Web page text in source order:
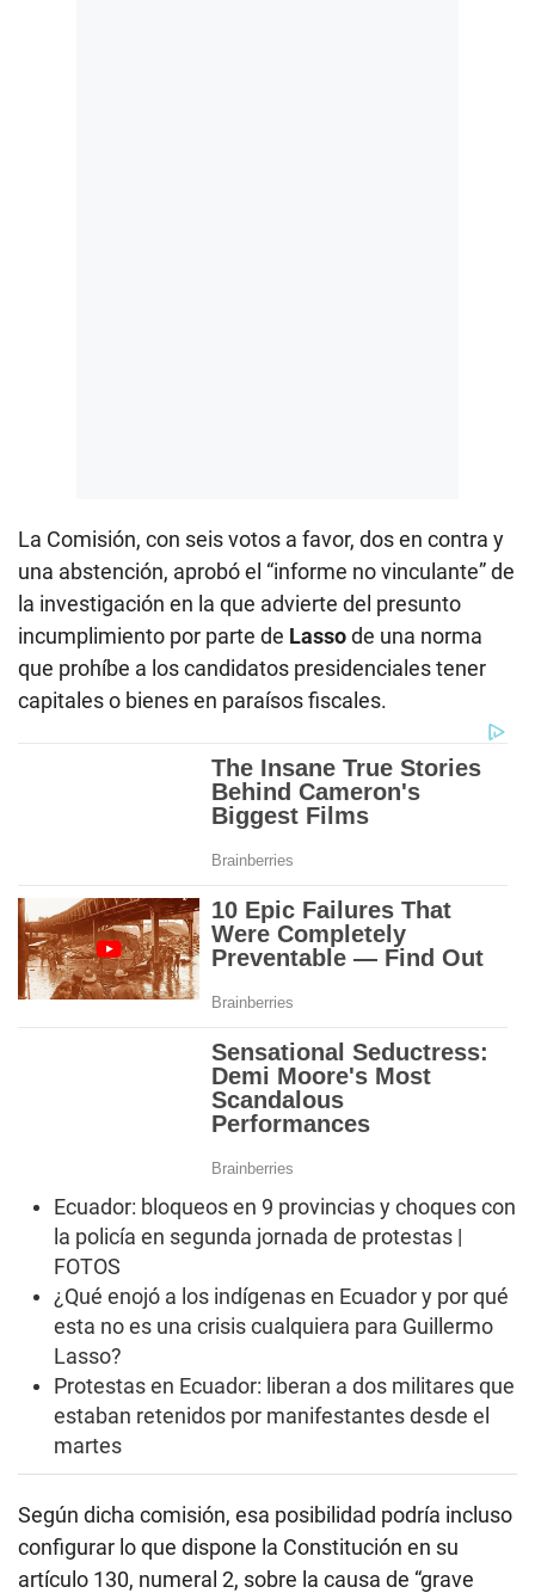
La Comisión, con seis votos a favor, dos en contra y
una abstención, aprobó el “informe no vinculante” de
la investigación en la que advierte del presunto
incumplimiento por parte de Lassode una norma
que prohíbe a los candidatos presidenciales tener
capitales o bienes en paraísos fiscales.
Ecuador: bloqueos en 9 provincias y choques con
la policía en segunda jornada de protestas |
FOTOS
¿Qué enojó a los indígenas en Ecuador y por qué
esta no es una crisis cualquiera para Guillermo
Lasso?
Protestas en Ecuador: liberan a dos militares que
estaban retenidos por manifestantes desde el
martes
Según dicha comisión, esa posibilidad podría incluso
configurar lo que dispone la Constitución en su
artículo 130, numeral 2, sobre la causa de “grave